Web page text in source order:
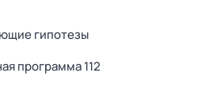
гипотезы
программа 112